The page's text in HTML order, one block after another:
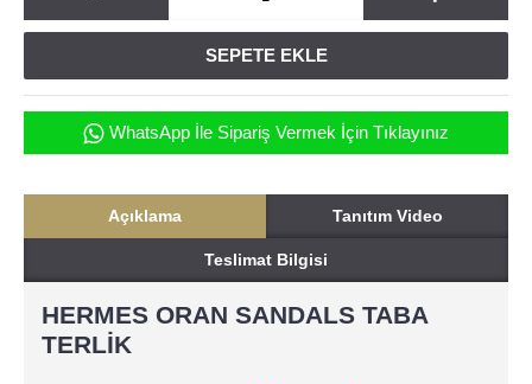
SEPETE EKLE
WhatsApp İle Sipariş Vermek İçin Tıklayınız
Açıklama Tanıtım Video
Teslimat Bilgisi
HERMES ORAN SANDALS TABA
TERLİK